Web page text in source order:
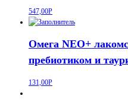
547,00Р
Омега NEO+
пребиотиком и
131,00Р